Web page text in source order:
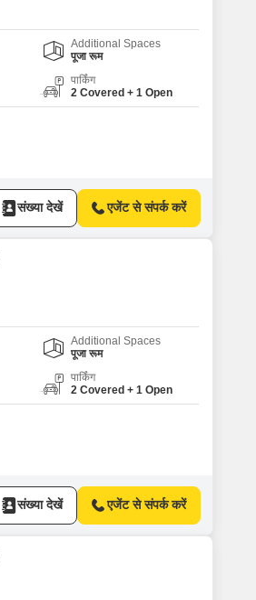
Additional Spaces
पूजा रूम
पार्किंग
2 Covered + 1 Open
संख्या देखें एजेंट से संपर्क करें
Additional Spaces
पूजा रूम
पार्किंग
2 Covered + 1 Open
संख्या देखें एजेंट से संपर्क करें